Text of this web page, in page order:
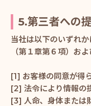
5.第三者への
当社は以下のいずれ
（第１章第６項）お
[1] お客様の同意が得
[2] 法令により情報の
[3] 人命、身体または